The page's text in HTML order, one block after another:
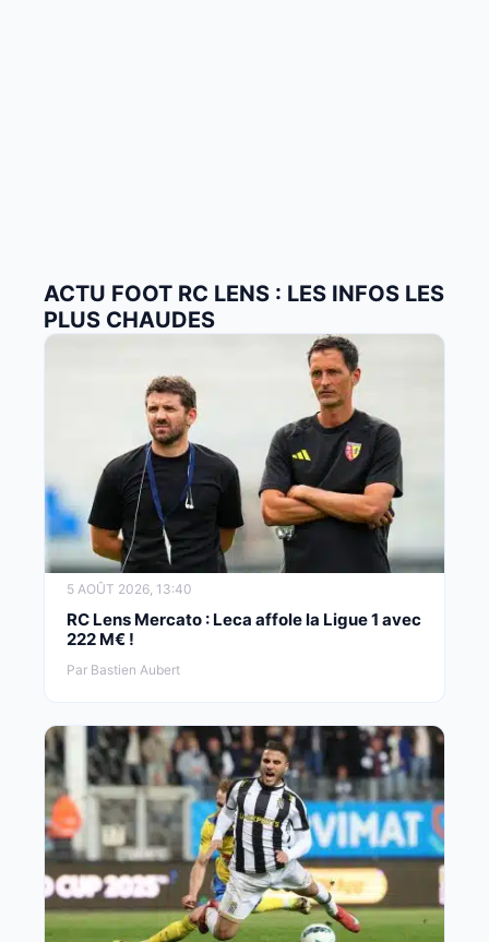
ACTU FOOT RC LENS : LES INFOS LES
PLUS CHAUDES
5 AOÛT 2026, 13:40
RC Lens Mercato : Leca affole la Ligue 1 avec
222 M€ !
Par Bastien Aubert